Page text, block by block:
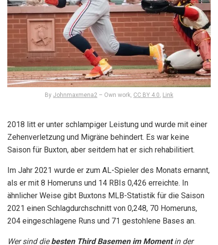
By Johnmaxmena2 – Own work, CC BY 4.0, Link
2018 litt er unter schlampiger Leistung und wurde mit einer
Zehenverletzung und Migräne behindert. Es war keine
Saison für Buxton, aber seitdem hat er sich rehabilitiert.
Im Jahr 2021 wurde er zum AL-Spieler des Monats ernannt,
als er mit 8 Homeruns und 14 RBIs 0,426 erreichte. In
ähnlicher Weise gibt Buxtons MLB-Statistik für die Saison
2021 einen Schlagdurchschnitt von 0,248, 70 Homeruns,
204 eingeschlagene Runs und 71 gestohlene Bases an.
Wer sind diebesten Third Basemen im Momentin der